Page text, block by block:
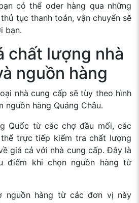
có thể oder hàng qua những
tục thanh toán, vận chuyển sẽ
bạn.
chất lượng nhà
nguồn hàng
nhà cung cấp sẽ tùy theo hình
hàng Quảng Châu.
Quốc từ các chợ đầu mối, các
trực tiếp kiểm tra chất lượng
giá cả với nhà cung cấp. Đây là
điểm khi chọn nguồn hàng từ
nguồn hàng từ các đơn vị này